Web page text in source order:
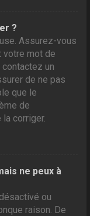
?
Assurez-vous
votre mot de
un
de ne pas
que le
de
corriger.
ne peux à
ou
raison. De